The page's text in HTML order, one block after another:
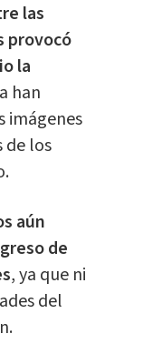
las
provocó
la
han
imágenes
de los
aún
de
, ya que ni
del